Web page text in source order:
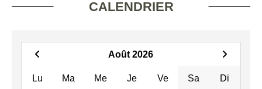
CALENDRIER
Août 2026
Lu Ma Me Je Ve Sa Di